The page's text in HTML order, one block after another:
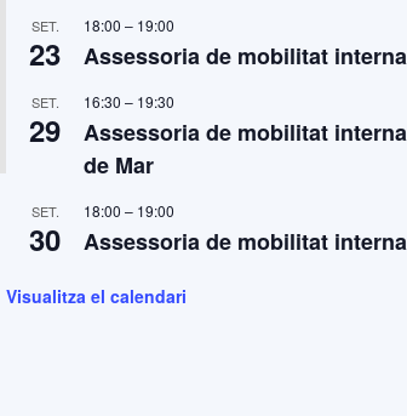
SET.
23
18:00 – 19:00
Assessoria de mobilitat
SET.
29
16:30 – 19:30
Assessoria de mobilitat
de Mar
SET.
30
18:00 – 19:00
Assessoria de mobilitat
Visualitza el calendari